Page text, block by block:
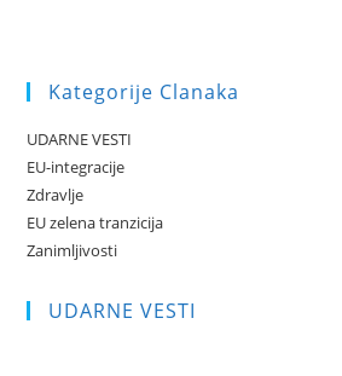
Kategorije Clanaka
UDARNE VESTI
EU-integracije
Zdravlje
EU zelena tranzicija
Zanimljivosti
UDARNE VESTI